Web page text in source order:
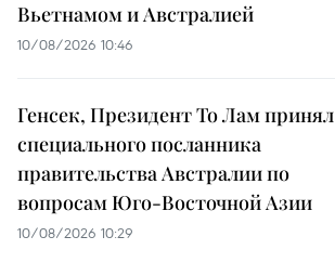
Вьетнамом и Австралией
10/08/2026 10:46
Генсек, Президент То Лам принял
специального посланника
правительства Австралии по
вопросам Юго-Восточной Азии
10/08/2026 10:29